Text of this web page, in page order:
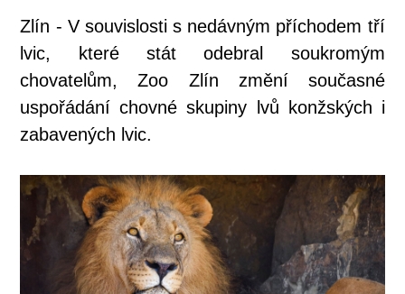
Zlín - V souvislosti s nedávným příchodem tří
lvic, které stát odebral soukromým
chovatelům, Zoo Zlín změní současné
uspořádání chovné skupiny lvů konžských i
zabavených lvic.